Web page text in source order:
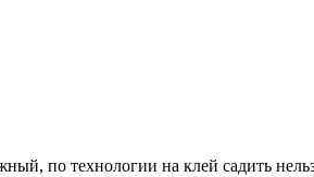
по технологии на клей садить